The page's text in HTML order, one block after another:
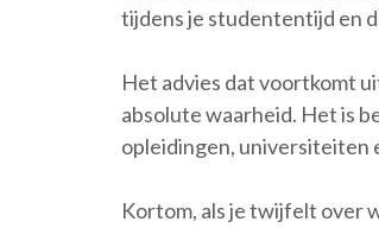
tijdens je studententijd en
Het advies dat voortkomt
absolute waarheid. Het is
opleidingen, universiteiten
Kortom, als je twijfelt over